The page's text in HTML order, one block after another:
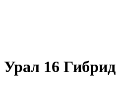
Урал 16 Гибрид